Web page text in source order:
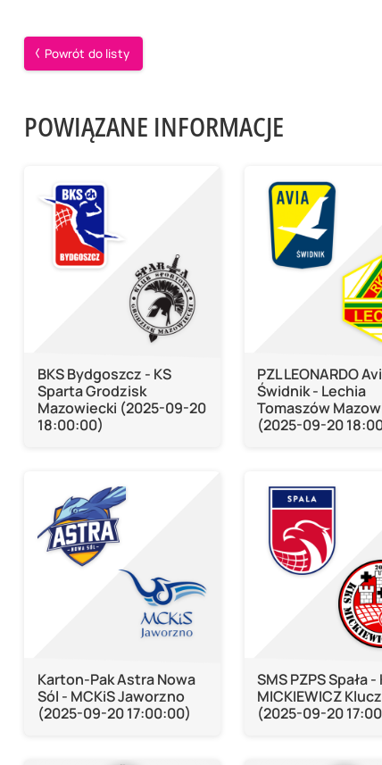
Powrót do listy
POWIĄZANE INFORMACJE
BKS Bydgoszcz - KS
Sparta Grodzisk
Mazowiecki (2025-09-20
18:00:00)
PZL LEONARDO
Świdnik - Lechia
Tomaszów
(2025-09-20
Karton-Pak Astra Nowa
Sól - MCKiS Jaworzno
(2025-09-20 17:00:00)
SMS PZPS Spała -
MICKIEWICZ
(2025-09-20